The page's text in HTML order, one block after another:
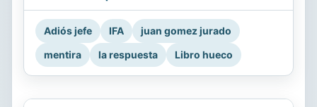
Adiós jefe IFA
juan gomez jurado
mentira
la respuesta Libro hueco